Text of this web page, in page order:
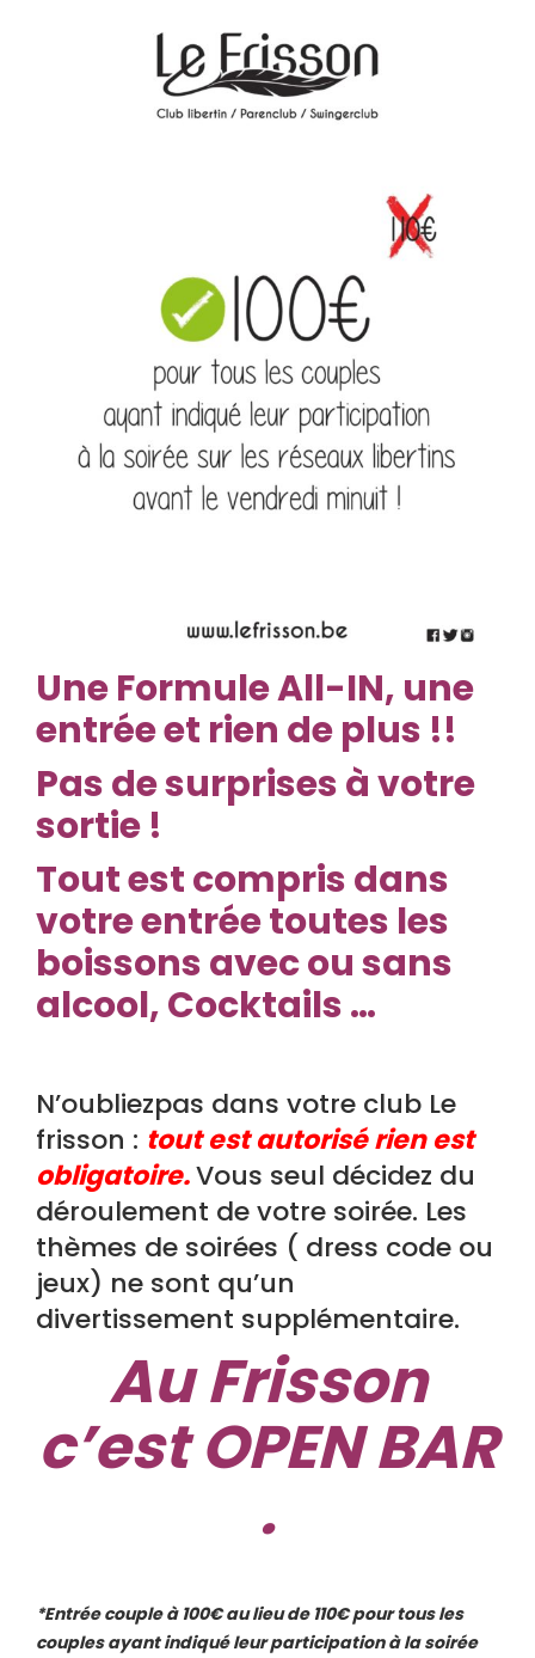
UneFormule All-IN, une
entrée et rien de plus !!
Pas de surprises à votre
sortie !
Tout est compris dans
votre entrée toutes les
boissons avec ou sans
alcool, Cocktails …
N’oubliezpas dans votre club Le
frisson : tout est autorisé rien est
obligatoire.Vous seul décidez du
déroulement de votre soirée. Les
thèmes de soirées ( dress code ou
jeux) ne sont qu’un
divertissement supplémentaire.
Au Frisson
c’est OPEN BAR
.
*Entrée couple à 100€ au lieu de 110€ pour tous les
couples ayant indiqué leur participation à la soirée